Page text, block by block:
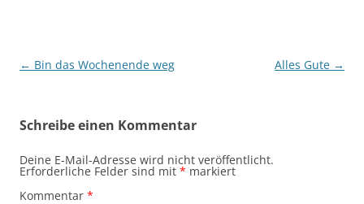
Beitragsnavigation
← Bin das Wochenende weg Alles Gute →
Schreibe einen Kommentar
Deine E-Mail-Adresse wird nicht veröffentlicht.
Erforderliche Felder sind mit * markiert
Kommentar *